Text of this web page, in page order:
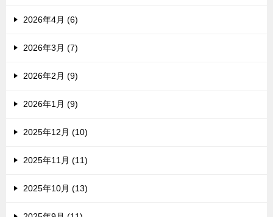
2026年4月 (6)
2026年3月 (7)
2026年2月 (9)
2026年1月 (9)
2025年12月 (10)
2025年11月 (11)
2025年10月 (13)